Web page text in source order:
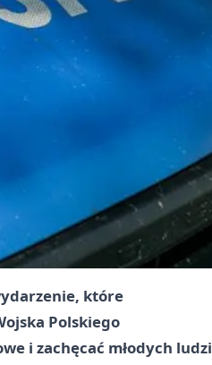
które
Polskiego
i zachęcać młodych ludzi